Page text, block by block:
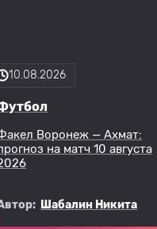
10.08.2026
Воронеж — Ахмат:
на матч 10 августа
Шабалин Никита